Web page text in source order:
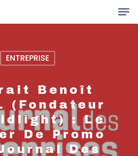
or ESC to close
ENTREPRISE
Benoît
(fondateur
: Le
De Promo
Des